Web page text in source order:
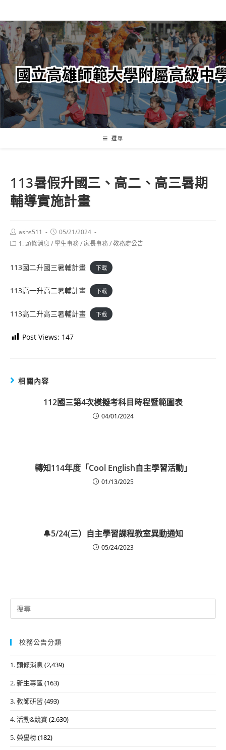
轉
至
主
內
容
選單
113暑假升國三、高二、高三暑期
輔導實施計畫
Post
author:
ashs511
Post
published:
05/21/2024
Post1. 頭條消息 /學生事務/ 家長事務/教務處公告
113國二升國三暑輔計畫 下載
113高一升高二暑輔計畫 下載
113高二升高三暑輔計畫 下載
Post Views: 147
相關內容
112國三第4次模擬考科目時程暨範圍表
04/01/2024
轉知114年度「Cool English自主學習活動」
01/13/2025
🔔5/24(三）自主學習課程教室異動通知
05/24/2023
Search
for:
校務公告分類
1. 頭條消息 (2,439)
2. 新生專區 (163)
3. 教師研習 (493)
4. 活動&競賽(2,630)
5. 榮譽榜(182)